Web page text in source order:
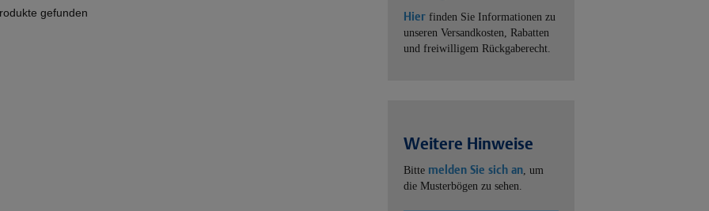
gefunden Hier finden Sie Informationen zu
unseren Versandkosten, Rabatten
und freiwilligem Rückgaberecht.
Weitere Hinweise
Bitte melden Sie sich an, um
die Musterbögen zu sehen.